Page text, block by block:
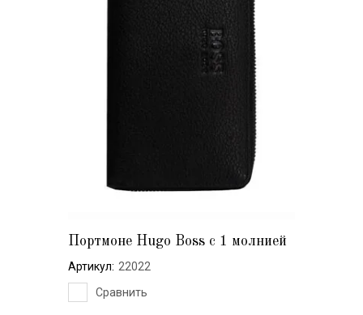
Портмоне Hugo Boss с 1 молнией
Артикул: 22022
Сравнить